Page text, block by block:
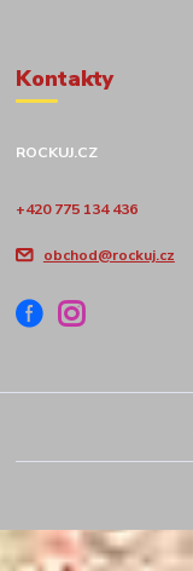
Kontakty
ROCKUJ.CZ
+420 775 134 436
obchod@rockuj.cz